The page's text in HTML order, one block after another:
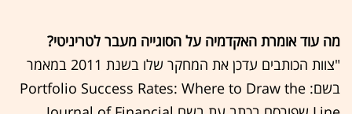
מה עוד אומרת האקדמיה על הסוגייה מעבר לטריניטי?
"צוות הכותבים עדכן את המחקר שלו בשנת 2011 במאמר
בשם: Portfolio Success Rates: Where to Draw the